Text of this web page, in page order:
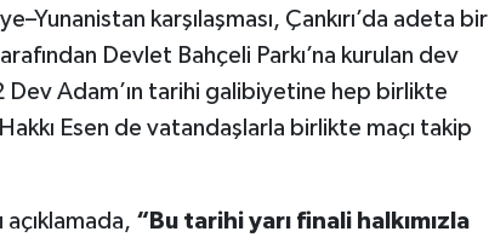
karşılaşması, Çankırı’da adeta bir
Devlet Bahçeli Parkı’na kurulan dev
Dev Adam’ın tarihi galibiyetine hep birlikte
Esen de vatandaşlarla birlikte maçı takip
açıklamada, “Bu tarihi yarı finali halkımızla